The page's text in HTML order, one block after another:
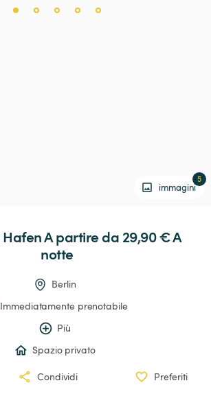
immagini
5
Hafen A partire da 29,90 € A
notte
Berlin
Immediatamente prenotabile
Più
Spazio privato
Condividi Preferiti